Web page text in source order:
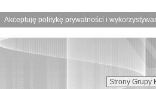
Akceptuję politykę prywatności i